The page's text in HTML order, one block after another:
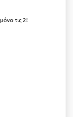
τις 2!